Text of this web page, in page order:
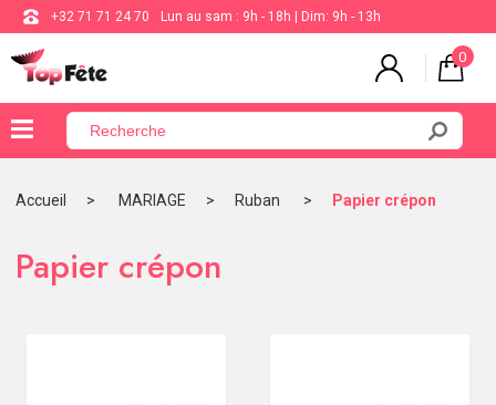
+32 71 71 24 70 Lun au sam : 9h - 18h | Dim: 9h - 13h
0
×
ANNIVERSAIRE
Accueil MARIAGE Ruban Papier crépon
Papier crépon